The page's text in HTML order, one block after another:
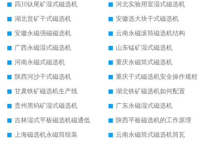
四川钛尾矿湿式磁选机
河北实验用室湿式磁选机
湖北贫矿干式磁选机
安徽选大块干式磁选机
安徽永磁强磁磁选机
云南永磁滚筒磁选机结构
广西永磁湿式磁选机
山东锰矿湿式磁选机
河南永磁式磁选机
重庆永磁筒式磁选机
陕西河沙干式磁选机
重庆干式磁选机安全操作规程
甘肃铁矿磁选机生产线
湖北铁矿磁选机如何配置
贵州黑钨矿湿式磁选机
广东永磁湿式磁选机
吉林湿式平板磁选机磁通低
陕西平板磁选机的工作原理
上海磁选机永磁筒组装
云南永磁筒式磁选机筒瓦